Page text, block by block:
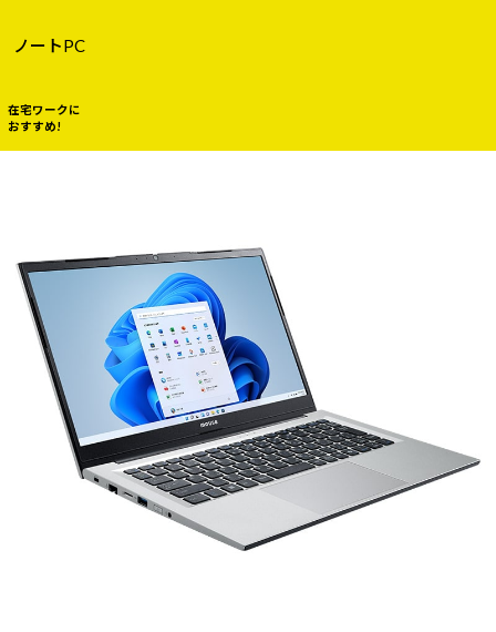
ノートPC
在宅ワークに
おすすめ!